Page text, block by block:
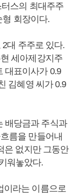
스의 최대주주
형 회장이다.
2대 주주로 있다.
세아제강지주
대표이사가 0.9
김혜영 씨가 0.9
배당금과 주식과
름을 만들어내
은 없지만 그동안
워놓았다.
이라는 이름으로